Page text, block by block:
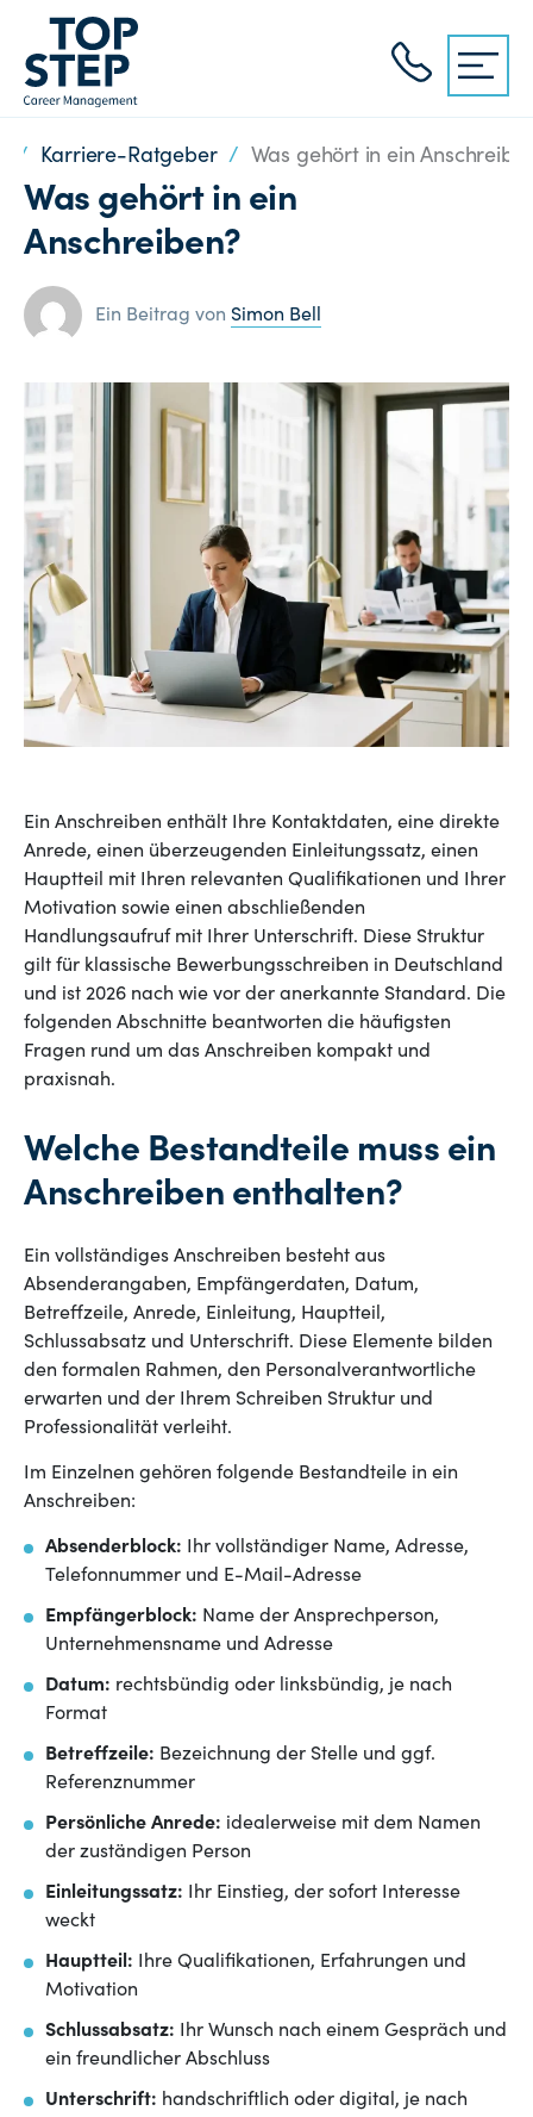
/ Karriere-Ratgeber/ Was gehört in ein
Was gehört in ein
Anschreiben?
Ein Beitrag von Simon Bell
Ein Anschreiben enthält Ihre Kontaktdaten, eine direkte
Anrede, einen überzeugenden Einleitungssatz, einen
Hauptteil mit Ihren relevanten Qualifikationen und Ihrer
Motivation sowie einen abschließenden
Handlungsaufruf mit Ihrer Unterschrift. Diese Struktur
gilt für klassische Bewerbungsschreiben in Deutschland
und ist 2026 nach wie vor der anerkannte Standard. Die
folgenden Abschnitte beantworten die häufigsten
Fragen rund um das Anschreiben kompakt und
praxisnah.
Welche Bestandteile muss ein
Anschreiben enthalten?
Ein vollständiges Anschreiben besteht aus
Absenderangaben, Empfängerdaten, Datum,
Betreffzeile, Anrede, Einleitung, Hauptteil,
Schlussabsatz und Unterschrift. Diese Elemente bilden
den formalen Rahmen, den Personalverantwortliche
erwarten und der Ihrem Schreiben Struktur und
Professionalität verleiht.
Im Einzelnen gehören folgende Bestandteile in ein
Anschreiben:
Absenderblock: Ihr vollständiger Name, Adresse,
Telefonnummer und E-Mail-Adresse
Empfängerblock: Name der Ansprechperson,
Unternehmensname und Adresse
Datum: rechtsbündig oder linksbündig, je nach
Format
Betreffzeile: Bezeichnung der Stelle und ggf.
Referenznummer
Persönliche Anrede: idealerweise mit dem Namen
der zuständigen Person
Einleitungssatz: Ihr Einstieg, der sofort Interesse
weckt
Hauptteil: Ihre Qualifikationen, Erfahrungen und
Motivation
Schlussabsatz: Ihr Wunsch nach einem Gespräch und
ein freundlicher Abschluss
Unterschrift: handschriftlich oder digital, je nach